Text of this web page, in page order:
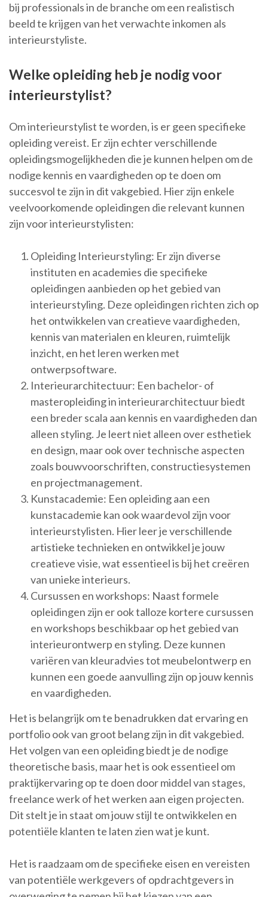
bij professionals in de branche om een realistisch
beeld te krijgen van het verwachte inkomen als
interieurstyliste.
Welke opleiding heb je nodig voor
interieurstylist?
Om interieurstylist te worden, is er geen specifieke
opleiding vereist. Er zijn echter verschillende
opleidingsmogelijkheden die je kunnen helpen om de
nodige kennis en vaardigheden op te doen om
succesvol te zijn in dit vakgebied. Hier zijn enkele
veelvoorkomende opleidingen die relevant kunnen
zijn voor interieurstylisten:
Opleiding Interieurstyling: Er zijn diverse
instituten en academies die specifieke
opleidingen aanbieden op het gebied van
interieurstyling. Deze opleidingen richten zich op
het ontwikkelen van creatieve vaardigheden,
kennis van materialen en kleuren, ruimtelijk
inzicht, en het leren werken met
ontwerpsoftware.
Interieurarchitectuur: Een bachelor- of
masteropleiding in interieurarchitectuur biedt
een breder scala aan kennis en vaardigheden dan
alleen styling. Je leert niet alleen over esthetiek
en design, maar ook over technische aspecten
zoals bouwvoorschriften, constructiesystemen
en projectmanagement.
Kunstacademie: Een opleiding aan een
kunstacademie kan ook waardevol zijn voor
interieurstylisten. Hier leer je verschillende
artistieke technieken en ontwikkel je jouw
creatieve visie, wat essentieel is bij het creëren
van unieke interieurs.
Cursussen en workshops: Naast formele
opleidingen zijn er ook talloze kortere cursussen
en workshops beschikbaar op het gebied van
interieurontwerp en styling. Deze kunnen
variëren van kleuradvies tot meubelontwerp en
kunnen een goede aanvulling zijn op jouw kennis
en vaardigheden.
Het is belangrijk om te benadrukken dat ervaring en
portfolio ook van groot belang zijn in dit vakgebied.
Het volgen van een opleiding biedt je de nodige
theoretische basis, maar het is ook essentieel om
praktijkervaring op te doen door middel van stages,
freelance werk of het werken aan eigen projecten.
Dit stelt je in staat om jouw stijl te ontwikkelen en
potentiële klanten te laten zien wat je kunt.
Het is raadzaam om de specifieke eisen en vereisten
van potentiële werkgevers of opdrachtgevers in